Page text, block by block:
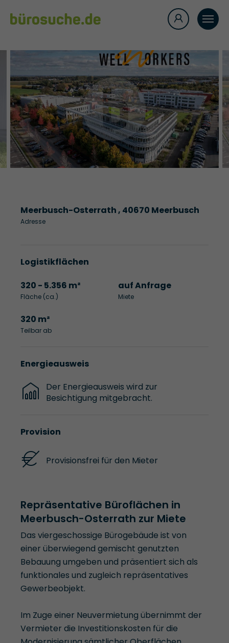
Meerbusch-Osterrath , 40670 Meerbusch
Adresse
Logistikflächen
320 - 5.356 m²
Fläche (ca.)
auf Anfrage
Miete
320 m²
Teilbar ab
Energieausweis
Der Energieausweis wird zur
Besichtigung mitgebracht.
Provision
Provisionsfrei für den Mieter
Repräsentative Büroflächen in
Meerbusch-Osterrath zur Miete
Das viergeschossige Bürogebäude ist von
einer überwiegend gemischt genutzten
Bebauung umgeben und präsentiert sich als
funktionales und zugleich repräsentatives
Gewerbeobjekt.
Im Zuge einer Neuvermietung übernimmt der
Vermieter die Investitionskosten für die